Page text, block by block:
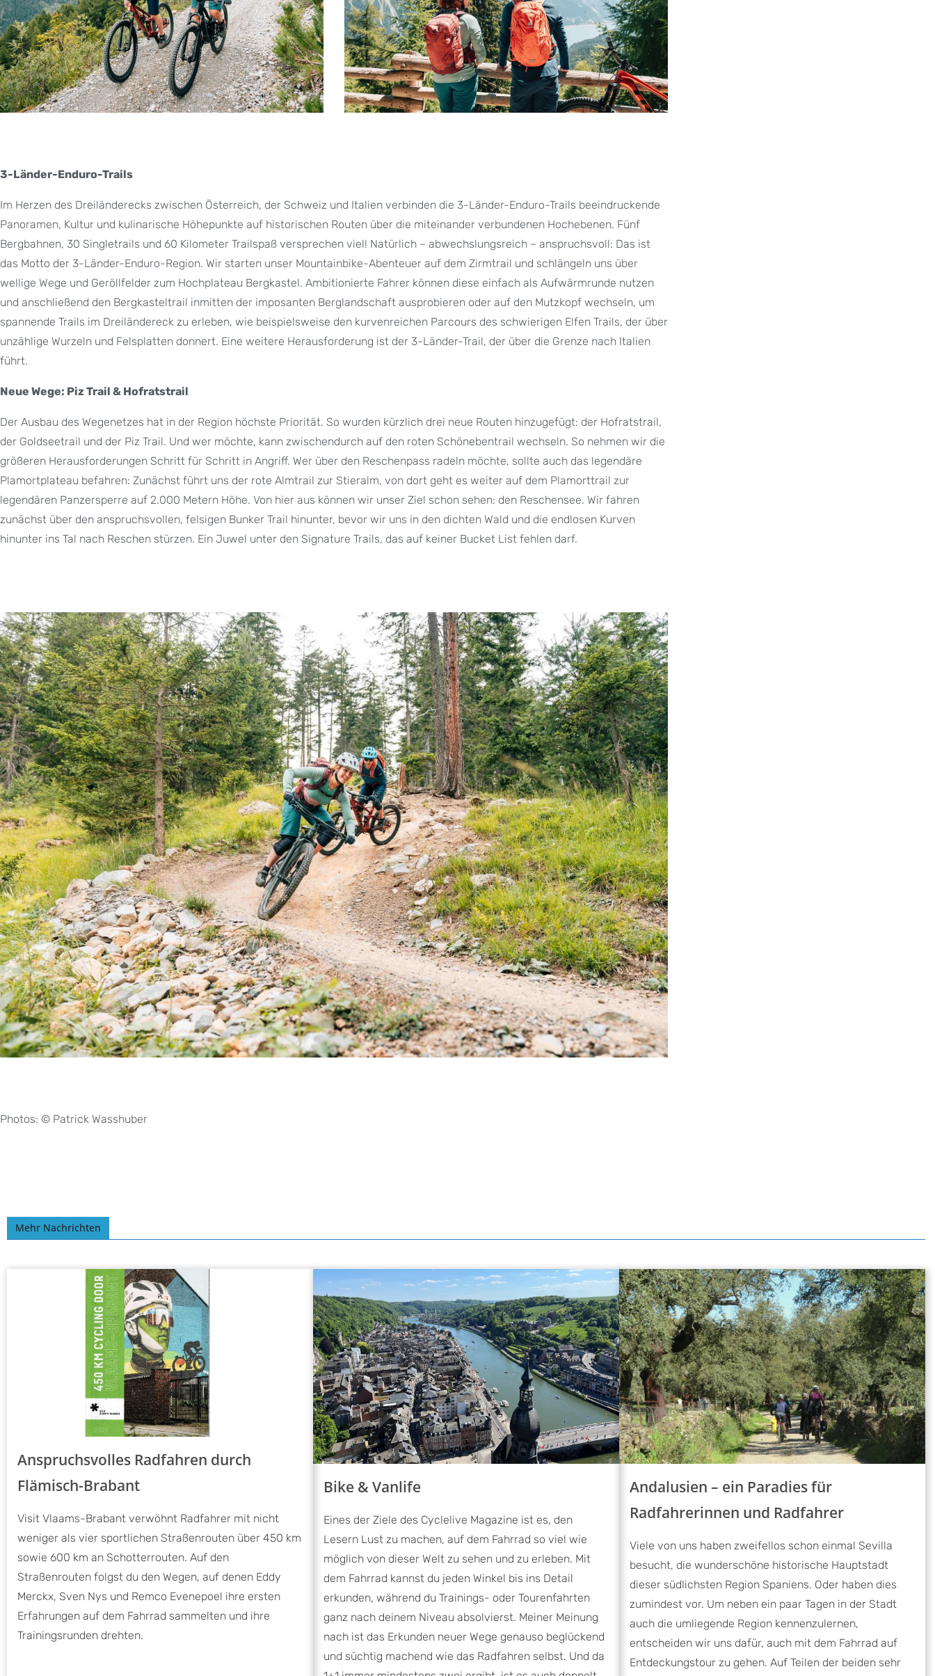
3-Länder-Enduro-Trails
Im Herzen des Dreiländerecks zwischen Österreich, der Schweiz und Italien verbinden die 3-Länder-Enduro-Trails beeindruckende
Panoramen, Kultur und kulinarische Höhepunkte auf historischen Routen über die miteinander verbundenen Hochebenen. Fünf
Bergbahnen, 30 Singletrails und 60 Kilometer Trailspaß versprechen viel! Natürlich – abwechslungsreich – anspruchsvoll: Das ist
das Motto der 3-Länder-Enduro-Region. Wir starten unser Mountainbike-Abenteuer auf dem Zirmtrail und schlängeln uns über
wellige Wege und Geröllfelder zum Hochplateau Bergkastel. Ambitionierte Fahrer können diese einfach als Aufwärmrunde nutzen
und anschließend den Bergkasteltrail inmitten der imposanten Berglandschaft ausprobieren oder auf den Mutzkopf wechseln, um
spannende Trails im Dreiländereck zu erleben, wie beispielsweise den kurvenreichen Parcours des schwierigen Elfen Trails, der über
unzählige Wurzeln und Felsplatten donnert. Eine weitere Herausforderung ist der 3-Länder-Trail, der über die Grenze nach Italien
führt.
Neue Wege: Piz Trail & Hofratstrail
Der Ausbau des Wegenetzes hat in der Region höchste Priorität. So wurden kürzlich drei neue Routen hinzugefügt: der Hofratstrail,
der Goldseetrail und der Piz Trail. Und wer möchte, kann zwischendurch auf den roten Schönebentrail wechseln. So nehmen wir die
größeren Herausforderungen Schritt für Schritt in Angriff. Wer über den Reschenpass radeln möchte, sollte auch das legendäre
Plamortplateau befahren: Zunächst führt uns der rote Almtrail zur Stieralm, von dort geht es weiter auf dem Plamorttrail zur
legendären Panzersperre auf 2.000 Metern Höhe. Von hier aus können wir unser Ziel schon sehen: den Reschensee. Wir fahren
zunächst über den anspruchsvollen, felsigen Bunker Trail hinunter, bevor wir uns in den dichten Wald und die endlosen Kurven
hinunter ins Tal nach Reschen stürzen. Ein Juwel unter den Signature Trails, das auf keiner Bucket List fehlen darf.
Photos: © Patrick Wasshuber
Mehr Nachrichten
Anspruchsvolles Radfahren durch
Flämisch-Brabant
Visit Vlaams-Brabant verwöhnt Radfahrer mit nicht
weniger als vier sportlichen Straßenrouten über 450 km
sowie 600 km an Schotterrouten. Auf den
Straßenrouten folgst du den Wegen, auf denen Eddy
Merckx, Sven Nys und Remco Evenepoel ihre ersten
Erfahrungen auf dem Fahrrad sammelten und ihre
Trainingsrunden drehten.
Bike & Vanlife
Eines der Ziele des Cyclelive Magazine ist es, den
Lesern Lust zu machen, auf dem Fahrrad so viel wie
möglich von dieser Welt zu sehen und zu erleben. Mit
dem Fahrrad kannst du jeden Winkel bis ins Detail
erkunden, während du Trainings- oder Tourenfahrten
ganz nach deinem Niveau absolvierst. Meiner Meinung
nach ist das Erkunden neuer Wege genauso beglückend
und süchtig machend wie das Radfahren selbst. Und da
Andalusien – ein Paradies für
Radfahrerinnen und Radfahrer
Viele von uns haben zweifellos schon einmal Sevilla
besucht, die wunderschöne historische Hauptstadt
dieser südlichsten Region Spaniens. Oder haben dies
zumindest vor. Um neben ein paar Tagen in der Stadt
auch die umliegende Region kennenzulernen,
entscheiden wir uns dafür, auch mit dem Fahrrad auf
Entdeckungstour zu gehen. Auf Teilen der beiden sehr